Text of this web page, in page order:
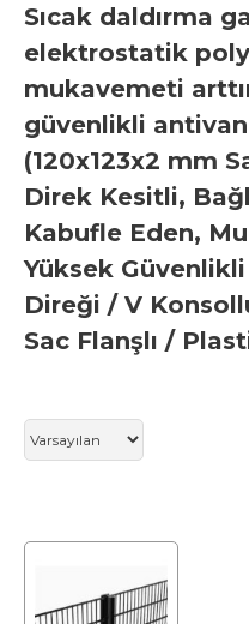
Sıcak daldırma
elektrostatik
mukavemeti
güvenlikli
(120x123x2 mm
Direk Kesitli,
Kabufle Eden,
Yüksek
Direği / V
Sac Flanşlı /